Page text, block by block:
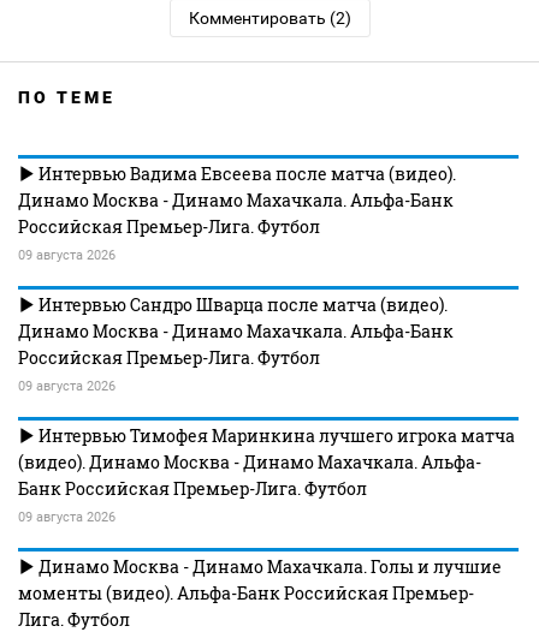
Комментировать (2)
ПО ТЕМЕ
Интервью Вадима Евсеева после матча (видео).
Динамо Москва - Динамо Махачкала. Альфа-Банк
Российская Премьер-Лига. Футбол
09 августа 2026
Интервью Сандро Шварца после матча (видео).
Динамо Москва - Динамо Махачкала. Альфа-Банк
Российская Премьер-Лига. Футбол
09 августа 2026
Интервью Тимофея Маринкина лучшего игрока матча
(видео). Динамо Москва - Динамо Махачкала. Альфа-
Банк Российская Премьер-Лига. Футбол
09 августа 2026
Динамо Москва - Динамо Махачкала. Голы и лучшие
моменты (видео). Альфа-Банк Российская Премьер-
Лига. Футбол